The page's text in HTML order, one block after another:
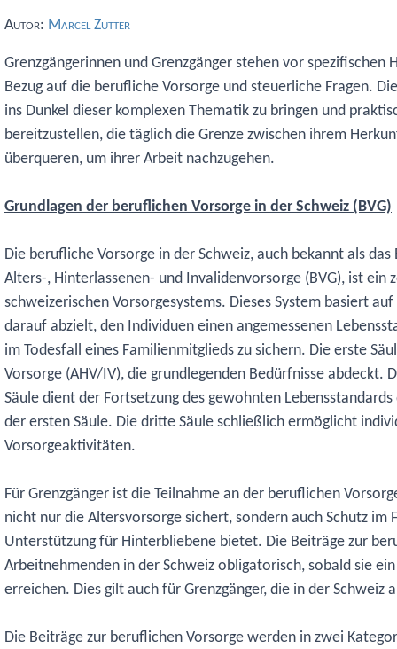
Autor: Marcel Zutter
Grenzgängerinnen und Grenzgänger stehen vor spezifischen
Bezug auf die berufliche Vorsorge und steuerliche Fragen.
ins Dunkel dieser komplexen Thematik zu bringen und
bereitzustellen, die täglich die Grenze zwischen ihrem
überqueren, um ihrer Arbeit nachzugehen.
Grundlagen der beruflichen Vorsorge in der Schweiz (BVG)
Die berufliche Vorsorge in der Schweiz, auch bekannt als
Alters-, Hinterlassenen- und Invalidenvorsorge (BVG), ist ein
schweizerischen Vorsorgesystems. Dieses System basiert
darauf abzielt, den Individuen einen angemessenen
im Todesfall eines Familienmitglieds zu sichern. Die erste
Vorsorge (AHV/IV), die grundlegenden Bedürfnisse abdeckt.
Säule dient der Fortsetzung des gewohnten
der ersten Säule. Die dritte Säule schließlich ermöglicht
Vorsorgeaktivitäten.
Für Grenzgänger ist die Teilnahme an der beruflichen
nicht nur die Altersvorsorge sichert, sondern auch Schutz im
Unterstützung für Hinterbliebene bietet. Die Beiträge zur
Arbeitnehmenden in der Schweiz obligatorisch, sobald sie
erreichen. Dies gilt auch für Grenzgänger, die in der Schweiz
Die Beiträge zur beruflichen Vorsorge werden in zwei